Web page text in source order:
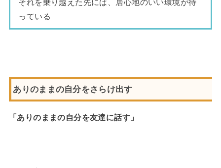
それを乗り越えた先には、居心地のいい環境が待
っている
ありのままの自分をさらけ出す
「ありのままの自分を友達に話す」